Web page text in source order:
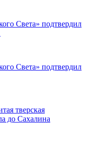
Света» подтвердил
Света» подтвердил
тверская
до Сахалина